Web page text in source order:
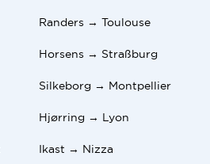
Randers → Toulouse
Horsens → Straßburg
Silkeborg → Montpellier
Hjørring → Lyon
Ikast → Nizza